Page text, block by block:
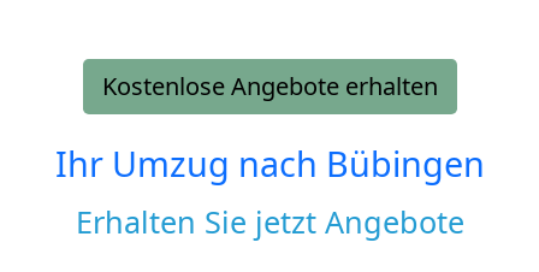
Kostenlose Angebote erhalten
Ihr Umzug nach Bübingen
Erhalten Sie jetzt Angebote